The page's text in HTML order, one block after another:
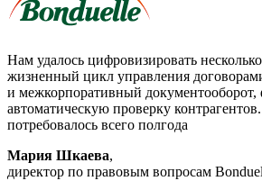
Нам удалось цифровизировать
жизненный цикл управления
и межкорпоративный
автоматическую проверку
потребовалось всего полгода
Мария Шкаева,
директор по правовым вопросам